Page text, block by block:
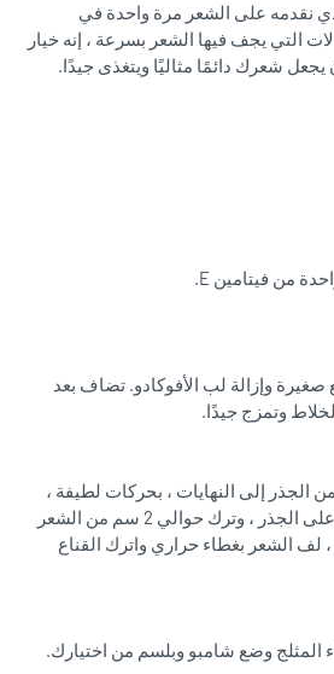
نقدمه على الشعر مرة واحدة في
التي يجف فيها الشعر بسرعة ، إنه خيار
شعرك دائمًا مثاليًا ويتغذى جيدًا.
صغيرة وإزالة لب الأفوكادو. تضاف بعد
وتمزج جيدًا.
إلى النهايات ، بحركات لطيفة ،
ولكن دون وضعه مباشرة على الجذر ، وترك حوالي 2 سم من الشعر
لف الشعر بغطاء حراري واترك القناع
المثلج وضع شامبو وبلسم من اختيارك.